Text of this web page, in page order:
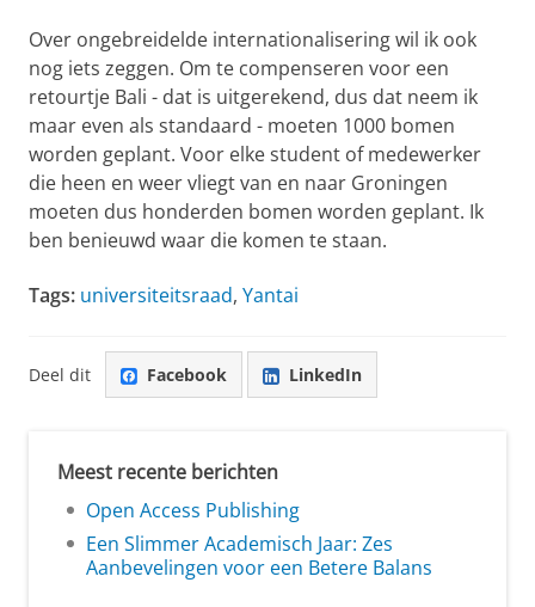
Over ongebreidelde internationalisering wil ik ook
nog iets zeggen. Om te compenseren voor een
retourtje Bali - dat is uitgerekend, dus dat neem ik
maar even als standaard - moeten 1000 bomen
worden geplant. Voor elke student of medewerker
die heen en weer vliegt van en naar Groningen
moeten dus honderden bomen worden geplant. Ik
ben benieuwd waar die komen te staan.
Tags: universiteitsraad, Yantai
Deel dit Facebook LinkedIn
Meest recente berichten
Open Access Publishing
Een Slimmer Academisch Jaar: Zes
Aanbevelingen voor een Betere Balans